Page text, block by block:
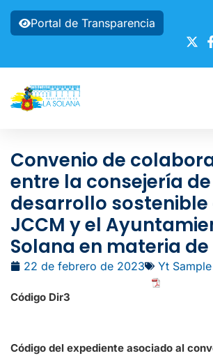
Portal de Transparencia
Convenio de
entre la consejería de
desarrollo sostenible
JCCM y el
Solana en materia
22 de febrero de 2023 Yt
Código Dir3
Código del expediente asociado al